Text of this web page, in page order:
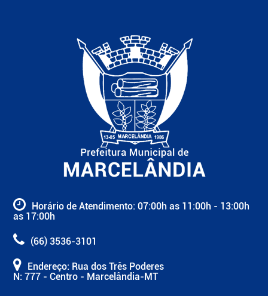
Horário de Atendimento: 07:00h as 11:00h - 13:00h
as 17:00h
(66) 3536-3101
Endereço: Rua dos Três Poderes
N: 777 - Centro - Marcelândia-MT